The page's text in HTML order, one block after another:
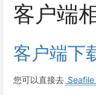
客户端
客户端下
您可以直接去 Seafile